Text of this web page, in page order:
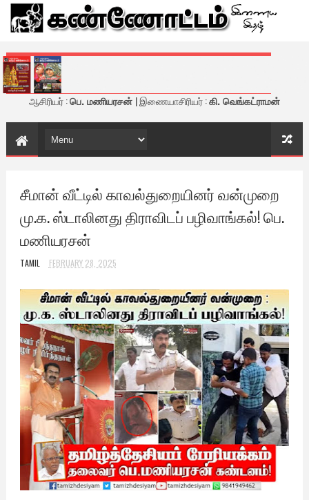
கண்ணோட்டம் - இணைய இதழ்
ஆசிரியர் :பெ. மணியரசன் | இணையாசிரியர் :கி. வெங்கட்ராமன்
சீமான் வீட்டில் காவல்துறையினர் வன்முறை
மு.க. ஸ்டாலினது திராவிடப் பழிவாங்கல்! பெ.
மணியரசன்
TAMIL FEBRUARY 28, 2025